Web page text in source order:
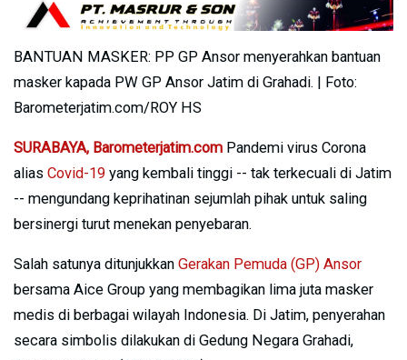
BANTUAN MASKER: PP GP Ansor menyerahkan bantuan
masker kapada PW GP Ansor Jatim di Grahadi. | Foto:
Barometerjatim.com/ROY HS
SURABAYA, Barometerjatim.com Pandemi virus Corona
alias Covid-19 yang kembali tinggi -- tak terkecuali di Jatim
-- mengundang keprihatinan sejumlah pihak untuk saling
bersinergi turut menekan penyebaran.
Salah satunya ditunjukkan Gerakan Pemuda (GP) Ansor
bersama Aice Group yang membagikan lima juta masker
medis di berbagai wilayah Indonesia. Di Jatim, penyerahan
secara simbolis dilakukan di Gedung Negara Grahadi,